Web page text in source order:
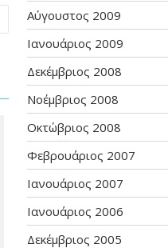
Αύγουστος 2009
Ιανουάριος 2009
Δεκέμβριος 2008
Νοέμβριος 2008
Οκτώβριος 2008
Φεβρουάριος 2007
Ιανουάριος 2007
Ιανουάριος 2006
Δεκέμβριος 2005